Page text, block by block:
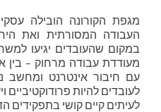
מגפת הקורונה הובילה
העבודה המסורתית ואת
במקום שהעובדים יגיעו
מעודדת עבודה מרחוק –
עם חיבור אינטרנט ומחשב
לעובדים להיות
לעיתים קיים קושי בתפקידים